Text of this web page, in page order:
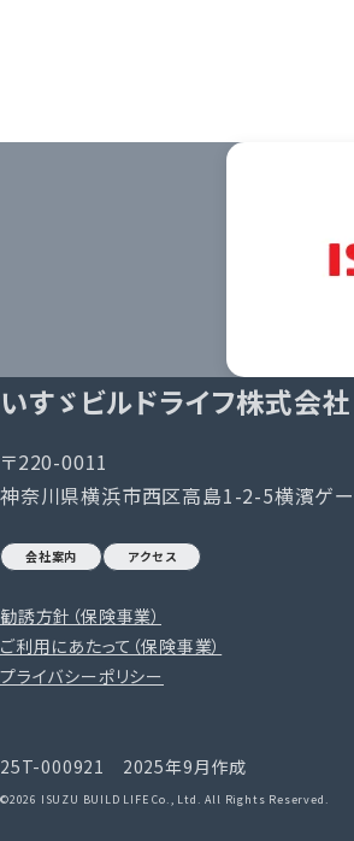
いすゞビルドライフ株式会社
〒220-0011
神奈川県横浜市西区高島1-2-5横濱ゲー
会社案内 アクセス
勧誘方針（保険事業）
ご利用にあたって（保険事業）
プライバシーポリシー
25T-000921 2025年9月作成
©2026 ISUZU BUILD LIFE Co., Ltd. All Rights Reserved.